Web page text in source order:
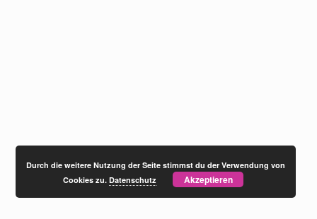
Durch die weitere Nutzung der Seite stimmst du der Verwendung von
Cookies zu.Datenschutz Akzeptieren